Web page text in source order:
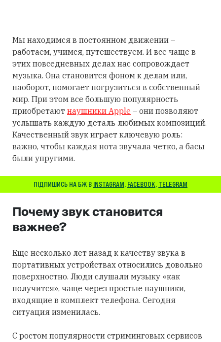
Мы находимся в постоянном движении –
работаем, учимся, путешествуем. И все чаще в
этих повседневных делах нас сопровождает
музыка. Она становится фоном к делам или,
наоборот, помогает погрузиться в собственный
мир. При этом все большую популярность
приобретают наушники Apple – они позволяют
услышать каждую деталь любимых композиций.
Качественный звук играет ключевую роль:
важно, чтобы каждая нота звучала четко, а басы
были упругими.
ПІДПИШИСЬ НА БЖ В INSTAGRAM, FACEBOOK, TELEGRAM
Почему звук становится
важнее?
Еще несколько лет назад к качеству звука в
портативных устройствах относились довольно
поверхностно. Люди слушали музыку «как
получится», чаще через простые наушники,
входящие в комплект телефона. Сегодня
ситуация изменилась.
С ростом популярности стриминговых сервисов